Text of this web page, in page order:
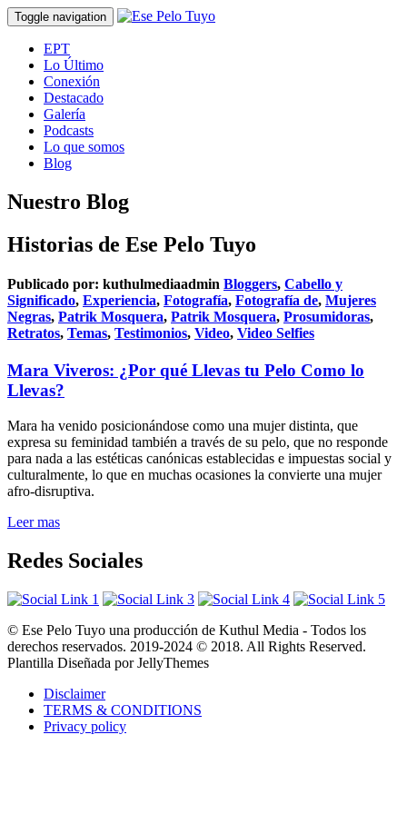
Toggle navigation
EPT
Lo Último
Conexión
Destacado
Galería
Podcasts
Lo que somos
Blog
Nuestro Blog
Historias de Ese Pelo Tuyo
Publicado por: kuthulmediaadmin Bloggers, Cabello y
Significado, Experiencia, Fotografía, Fotografía de, Mujeres
Negras, Patrik Mosquera, Patrik Mosquera, Prosumidoras,
Retratos, Temas, Testimonios, Video, Video Selfies
Mara Viveros: ¿Por qué Llevas tu Pelo Como lo
Llevas?
Mara ha venido posicionándose como una mujer distinta, que
expresa su feminidad también a través de su pelo, que no responde
para nada a las estéticas canónicas establecidas e impuestas social y
culturalmente, lo que en muchas ocasiones la convierte una mujer
afro-disruptiva.
Leer mas
Redes Sociales
© Ese Pelo Tuyo una producción de Kuthul Media - Todos los
derechos reservados. 2019-2024 © 2018. All Rights Reserved.
Plantilla Diseñada por JellyThemes
Disclaimer
TERMS & CONDITIONS
Privacy policy